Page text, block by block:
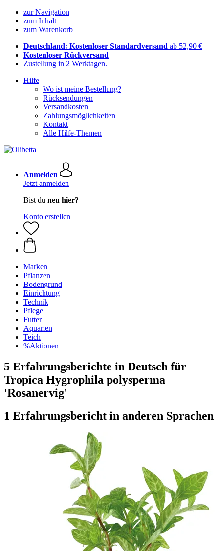
zur Navigation
zum Inhalt
zum Warenkorb
Deutschland: Kostenloser Standardversand ab 52,90 €
Kostenloser Rückversand
Zustellung in 2 Werktagen.
Hilfe
Wo ist meine Bestellung?
Rücksendungen
Versandkosten
Zahlungsmöglichkeiten
Kontakt
Alle Hilfe-Themen
Anmelden
Jetzt anmelden
Bist du neu hier?
Konto erstellen
Marken
Pflanzen
Bodengrund
Einrichtung
Technik
Pflege
Futter
Aquarien
Teich
%Aktionen
5 Erfahrungsberichte in Deutsch für
Tropica Hygrophila polysperma
'Rosanervig'
1 Erfahrungsbericht in anderen Sprachen